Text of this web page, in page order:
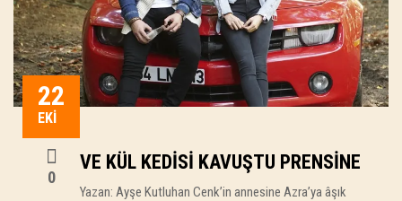
22
EKI
0
VE KÜL KEDISI KAVUŞTU PRENSINE
Yazan: Ayşe Kutluhan Cenk’in annesine Azra’ya âşık